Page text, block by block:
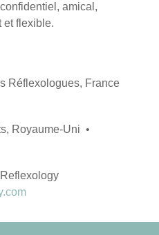
amical,
et flexible.
Réflexologues, France
Royaume-Uni •